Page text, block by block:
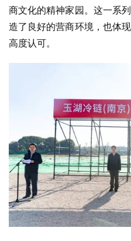
商文化的精神家园。这一系
造了良好的营商环境，也体
高度认可。